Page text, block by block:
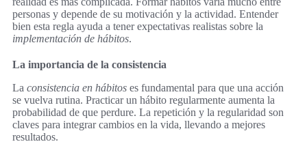
personas y depende de su motivación y la actividad. Entender
bien esta regla ayuda a tener expectativas realistas sobre la
implementación de hábitos.
La importancia de la consistencia
La consistencia en hábitos es fundamental para que una acción
se vuelva rutina. Practicar un hábito regularmente aumenta la
probabilidad de que perdure. La repetición y la regularidad son
claves para integrar cambios en la vida, llevando a mejores
resultados.